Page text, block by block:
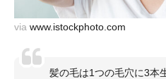
via www.istockphoto.com
髪の毛は1つの毛穴に3本